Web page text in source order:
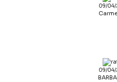
09/
09/